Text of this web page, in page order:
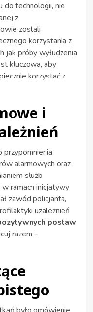
technologii, nie
z
zostali
korzystania z
jak próby wyłudzenia
kluczowa, aby
korzystać z
i
przypomnienia
alarmowych oraz
służb
w ramach inicjatywy
zawód policjanta,
uzależnień
postaw
razem –